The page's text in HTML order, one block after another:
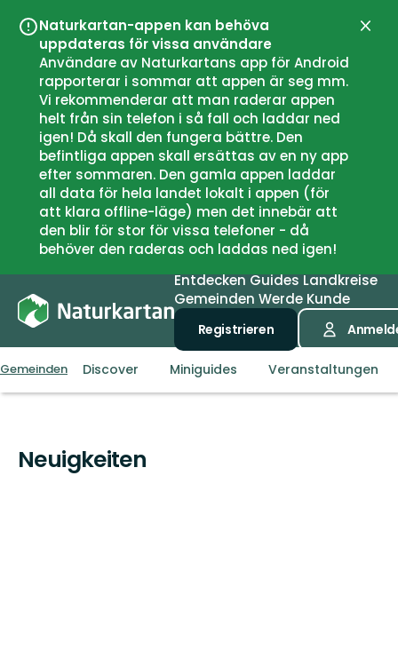
Naturkartan-appen kan behöva
uppdateras för vissa användare
Användare av Naturkartans app för Android
rapporterar i sommar att appen är seg mm.
Vi rekommenderar att man raderar appen
helt från sin telefon i så fall och laddar ned
igen! Då skall den fungera bättre. Den
befintliga appen skall ersättas av en ny app
efter sommaren. Den gamla appen laddar
all data för hela landet lokalt i appen (för
att klara offline-läge) men det innebär att
den blir för stor för vissa telefoner - då
behöver den raderas och laddas ned igen!
EntdeckenGuidesLandkreise
Gemeinden Werde Kunde
Registrieren
Gemeinden Hol
Discover Miniguides Veranstaltungen
Neuigkeiten